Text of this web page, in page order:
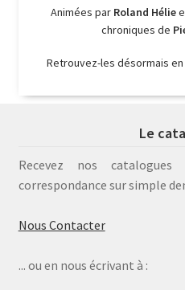
Animées par Roland Hélie
chroniques de
Retrouvez-les désormais
Le
Recevez nos
correspondance sur simple
Nous Contacter
... ou en nous écrivant à :